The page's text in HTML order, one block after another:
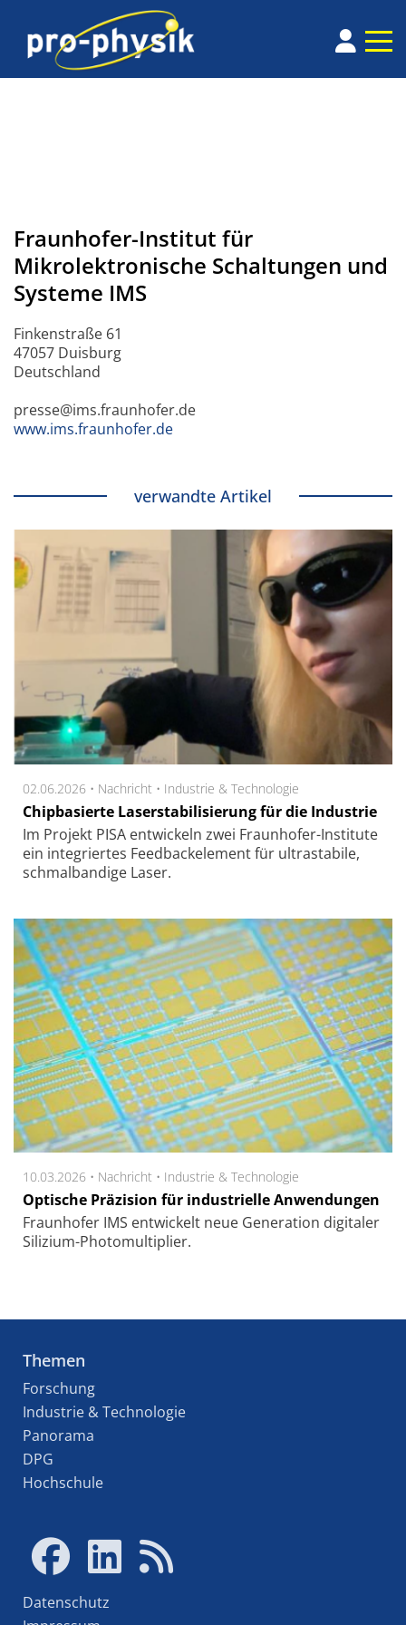
Fraunhofer-Institut für
Mikrolektronische Schaltungen und
Systeme IMS
Finkenstraße 61
47057 Duisburg
Deutschland
presse@ims.fraunhofer.de
www.ims.fraunhofer.de
verwandte Artikel
02.06.2026 • Nachricht • Industrie & Technologie
Chipbasierte Laserstabilisierung für die Industrie
Im Projekt PISA entwickeln zwei Fraun­hofer-Ins­ti­tu­te
ein inte­grier­tes Feed­back­ele­ment für ultra­sta­bi­le,
schmal­ban­di­ge Laser.
10.03.2026 • Nachricht • Industrie & Technologie
Optische Präzision für industrielle Anwendungen
Fraun­hofer IMS ent­wick­elt neue Ge­ne­ra­tion di­gi­ta­ler
Si­li­zium-Photo­mul­ti­plier.
Themen
Forschung
Industrie & Technologie
Panorama
DPG
Hochschule
Datenschutz